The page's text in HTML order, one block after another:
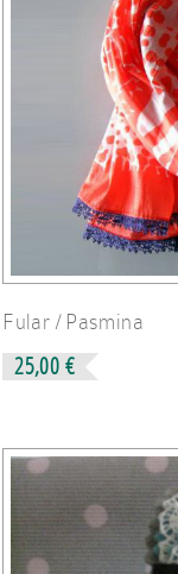
Fular / Pasmina
25,00 €